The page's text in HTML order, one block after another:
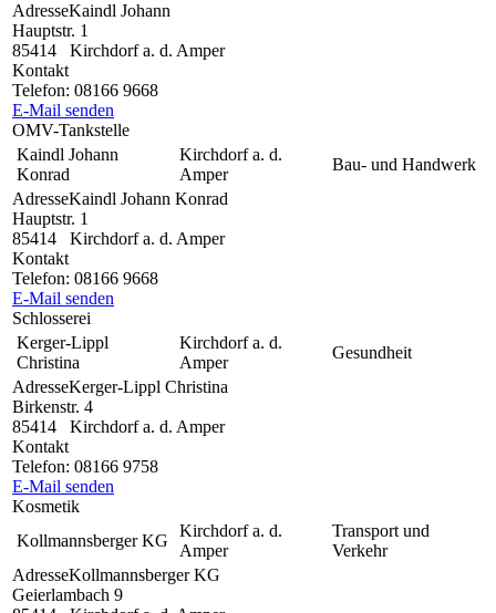
AdresseKaindl Johann
Hauptstr. 1
85414
Kirchdorf a. d. Amper
Kontakt
Telefon: 08166 9668
E-Mail senden
OMV-Tankstelle
Kaindl Johann
Konrad
Kirchdorf a. d.
Amper
Bau- und Handwerk
AdresseKaindl Johann Konrad
Hauptstr. 1
85414
Kirchdorf a. d. Amper
Kontakt
Telefon: 08166 9668
E-Mail senden
Schlosserei
Kerger-Lippl
Christina
Kirchdorf a. d.
Amper
Gesundheit
AdresseKerger-Lippl Christina
Birkenstr. 4
85414
Kirchdorf a. d. Amper
Kontakt
Telefon: 08166 9758
E-Mail senden
Kosmetik
Kollmannsberger KG
Kirchdorf a. d.
Amper
Transport und
Verkehr
AdresseKollmannsberger KG
Geierlambach 9